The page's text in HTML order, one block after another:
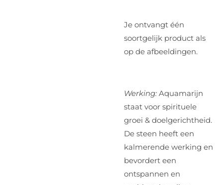
Je ontvangt één
soortgelijk product als
op de afbeeldingen.
Werking: Aquamarijn
staat voor spirituele
groei & doelgerichtheid.
De steen heeft een
kalmerende werking en
bevordert een
ontspannen en